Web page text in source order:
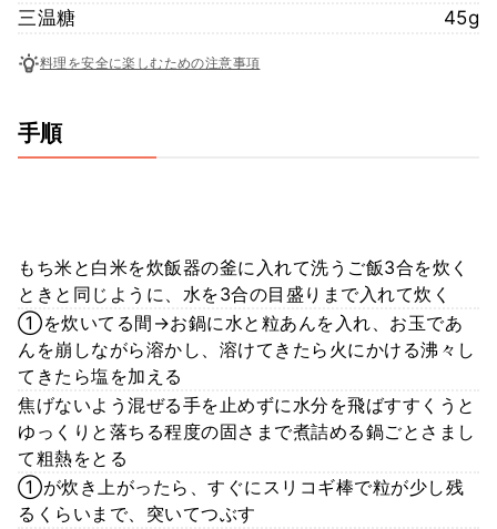
三温糖
45g
料理を安全に楽しむための注意事項
手順
もち米と白米を炊飯器の釜に入れて洗うご飯3合を炊く
ときと同じように、水を3合の目盛りまで入れて炊く
①を炊いてる間→お鍋に水と粒あんを入れ、お玉であ
んを崩しながら溶かし、溶けてきたら火にかける沸々し
てきたら塩を加える
焦げないよう混ぜる手を止めずに水分を飛ばすすくうと
ゆっくりと落ちる程度の固さまで煮詰める鍋ごとさまし
て粗熱をとる
①が炊き上がったら、すぐにスリコギ棒で粒が少し残
るくらいまで、突いてつぶす